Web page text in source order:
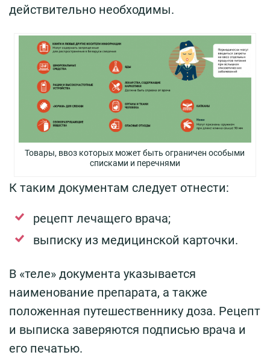
действительно необходимы.
Товары, ввоз которых может быть ограничен особыми
списками и перечнями
К таким документам следует отнести:
рецепт лечащего врача;
выписку из медицинской карточки.
В «теле» документа указывается
наименование препарата, а также
положенная путешественнику доза. Рецепт
и выписка заверяются подписью врача и
его печатью.